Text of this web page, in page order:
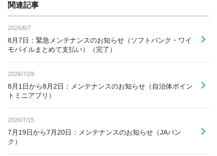
関連記事
2026/8/7
8月7日：緊急メンテナンスのお知らせ（ソフトバンク・ワイ
モバイルまとめて支払い）（完了）
2026/7/29
8月1日から8月2日：メンテナンスのお知らせ（自治体ポイン
トミニアプリ）
2026/7/15
7月19日から7月20日：メンテナンスのお知らせ（JAバン
ク）